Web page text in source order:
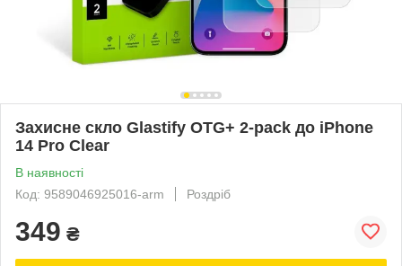
Захисне скло Glastify OTG+ 2-pack до iPhone
14 Pro Clear
В наявності
Код: 9589046925016-arm
Роздріб
349 ₴